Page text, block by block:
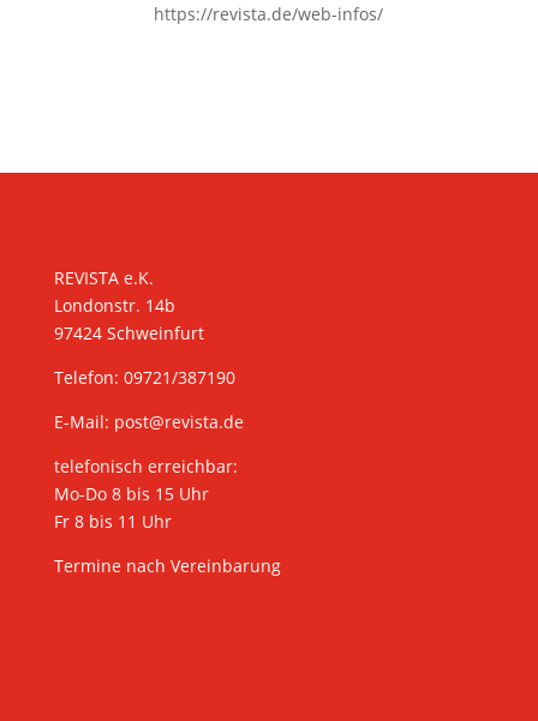
https://revista.de/web-infos/
REVISTA e.K.
Londonstr. 14b
97424 Schweinfurt
Telefon: 09721/387190
E-Mail: post@revista.de
telefonisch erreichbar:
Mo-Do 8 bis 15 Uhr
Fr 8 bis 11 Uhr
Termine nach Vereinbarung